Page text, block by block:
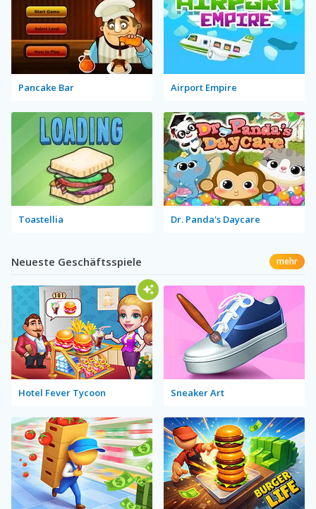
Pancake Bar Airport Empire
Toastellia Dr. Panda's Daycare
Neueste Geschäftsspiele mehr
Hotel Fever Tycoon Sneaker Art